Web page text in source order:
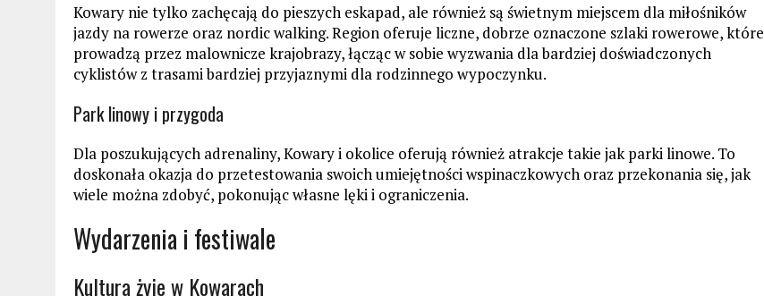
Kowary nie tylko zachęcają do pieszych eskapad, ale również są świetnym miejscem dla miłośników
jazdy na rowerze oraz nordic walking. Region oferuje liczne, dobrze oznaczone szlaki rowerowe, które
prowadzą przez malownicze krajobrazy, łącząc w sobie wyzwania dla bardziej doświadczonych
cyklistów z trasami bardziej przyjaznymi dla rodzinnego wypoczynku.
Park linowy i przygoda
Dla poszukujących adrenaliny, Kowary i okolice oferują również atrakcje takie jak parki linowe. To
doskonała okazja do przetestowania swoich umiejętności wspinaczkowych oraz przekonania się, jak
wiele można zdobyć, pokonując własne lęki i ograniczenia.
Wydarzenia i festiwale
Kultura żyje w Kowarach